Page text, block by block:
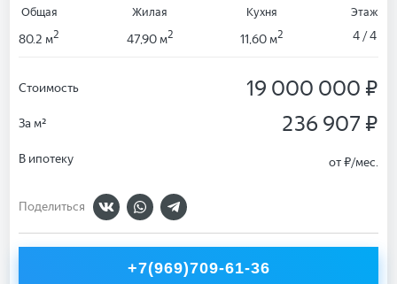
Общая
80.2 м2
Жилая
47,90 м2
Кухня
11,60 м2
Этаж
4 / 4
Стоимость 19 000 000 ₽
За м² 236 907 ₽
В ипотеку от₽/мес.
Поделиться
+7(969)709-61-36